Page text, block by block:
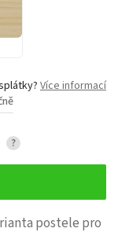
Více informací
?
postele pro